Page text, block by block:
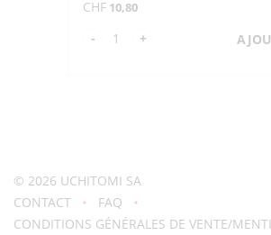
CHF 10,80
-
quantité
+
© 2026 UCHITOMI SA
CONTACT
FAQ
CONDITIONS GÉNÉRALES DE VENTE/